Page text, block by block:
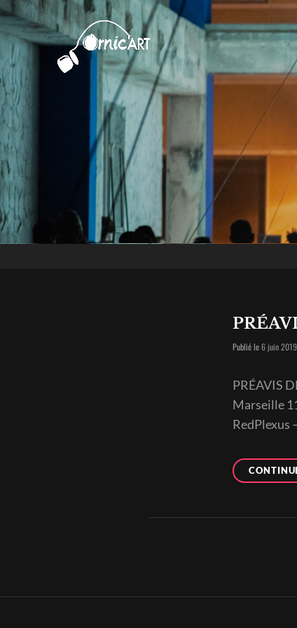
Ornic'Art
Collectif De Performeurs
Publié le6 juin 2019
PRÉAVIS
Marseille
RedPlexus